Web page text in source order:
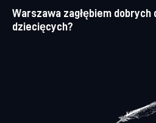
Warszawa zagłębiem
dziecięcych?